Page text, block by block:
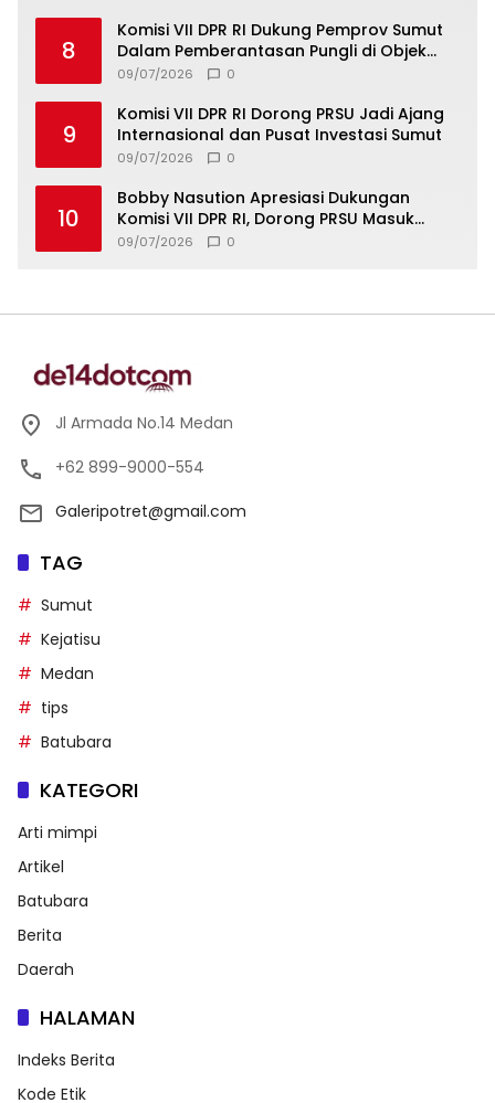
8
Komisi VII DPR RI Dukung Pemprov Sumut
Dalam Pemberantasan Pungli di Objek
Wisata
09/07/2026 0
9
Komisi VII DPR RI Dorong PRSU Jadi Ajang
Internasional dan Pusat Investasi Sumut
09/07/2026 0
10
Bobby Nasution Apresiasi Dukungan
Komisi VII DPR RI, Dorong PRSU Masuk
Kalender Event Nasional
09/07/2026 0
Jl Armada No.14 Medan
+62 899-9000-554
Galeripotret@gmail.com
TAG
Sumut
Kejatisu
Medan
tips
Batubara
KATEGORI
Arti mimpi
Artikel
Batubara
Berita
Daerah
HALAMAN
Indeks Berita
Kode Etik